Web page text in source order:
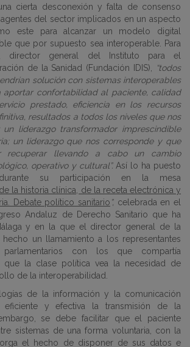
cierta desconexión y falta de consenso
del sector implicados en un aspecto
este para alcanzar un modelo digital
que por supuesto sea interoperable. Para
, director general del Instituto para el
de la Sanidad (Fundación IDIS),
“todos
solución con sistemas interoperables
aportar confortabilidad al paciente, calidad
prestado, eficiencia en los recursos
resultados a todos los niveles que nos
un liderazgo transformador imprescindible
un liderazgo que nos corresponde y que
recuperar llevando a cabo un cambio
operativo y cultural”.Así lo ha puesto
su participación en la mesa
la historia clínica, de la receta electrónica y
Debate político sanitario ”, celebrada en el
Andaluz de Derecho Sanitario que ha
y en la que el director general de la
hecho un llamamiento a los representantes
con los que compartía
que la clase política vea la necesidad de
de la interoperabilidad.
de la información y la comunicación
eficiente y efectiva la transmisión de la
se debe facilitar que el paciente
sistemas de una forma voluntaria, con la
el hecho de disponer de sus datos e